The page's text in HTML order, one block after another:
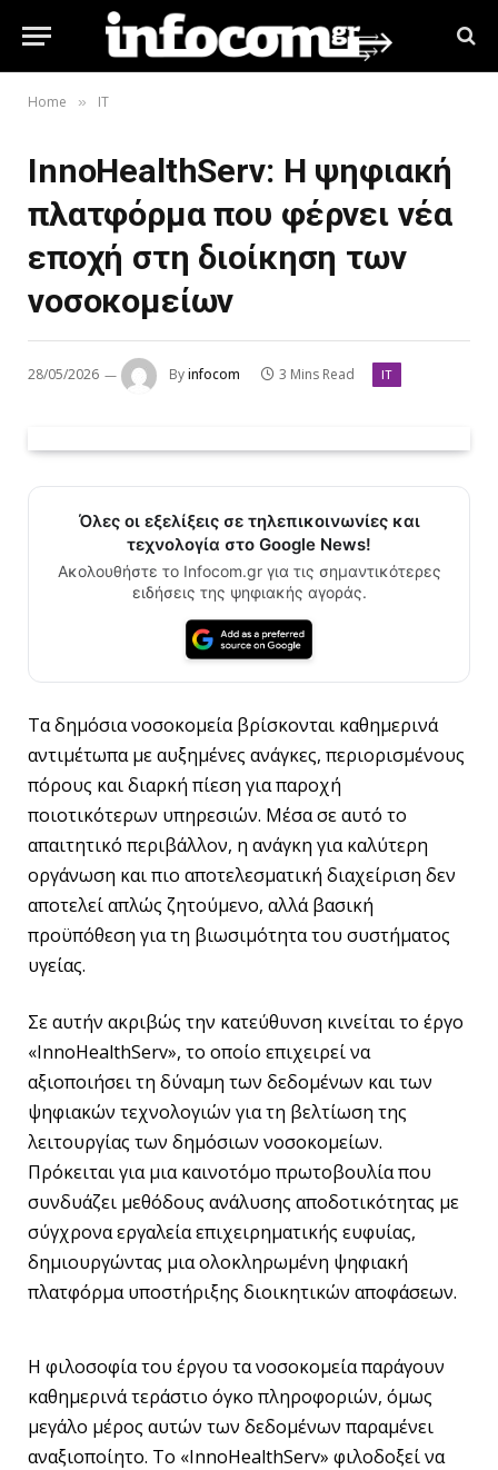
Home » IT
InnoHealthServ: Η ψηφιακή
πλατφόρμα που φέρνει νέα
εποχή στη διοίκηση των
νοσοκομείων
28/05/2026 Byinfocom 3 Mins Read IT
Όλες οι εξελίξεις σε τηλεπικοινωνίες και
τεχνολογία στο Google News!
Ακολουθήστε το Infocom.gr για τις σημαντικότερες
ειδήσεις της ψηφιακής αγοράς.
Τα δημόσια νοσοκομεία βρίσκονται καθημερινά
αντιμέτωπα με αυξημένες ανάγκες, περιορισμένους
πόρους και διαρκή πίεση για παροχή
ποιοτικότερων υπηρεσιών. Μέσα σε αυτό το
απαιτητικό περιβάλλον, η ανάγκη για καλύτερη
οργάνωση και πιο αποτελεσματική διαχείριση δεν
αποτελεί απλώς ζητούμενο, αλλά βασική
προϋπόθεση για τη βιωσιμότητα του συστήματος
υγείας.
Σε αυτήν ακριβώς την κατεύθυνση κινείται το έργο
«InnoHealthServ», το οποίο επιχειρεί να
αξιοποιήσει τη δύναμη των δεδομένων και των
ψηφιακών τεχνολογιών για τη βελτίωση της
λειτουργίας των δημόσιων νοσοκομείων.
Πρόκειται για μια καινοτόμο πρωτοβουλία που
συνδυάζει μεθόδους ανάλυσης αποδοτικότητας με
σύγχρονα εργαλεία επιχειρηματικής ευφυίας,
δημιουργώντας μια ολοκληρωμένη ψηφιακή
πλατφόρμα υποστήριξης διοικητικών αποφάσεων.
Η φιλοσοφία του έργου τα νοσοκομεία παράγουν
καθημερινά τεράστιο όγκο πληροφοριών, όμως
μεγάλο μέρος αυτών των δεδομένων παραμένει
αναξιοποίητο. Το «InnoHealthServ» φιλοδοξεί να